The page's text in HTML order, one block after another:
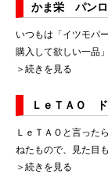
かま栄 パン
いつもは「イツモパ
購入して欲しい一品
＞続きを見る
ＬｅＴＡＯ
ＬｅＴＡＯと言った
ねたもので、見た目
＞続きを見る